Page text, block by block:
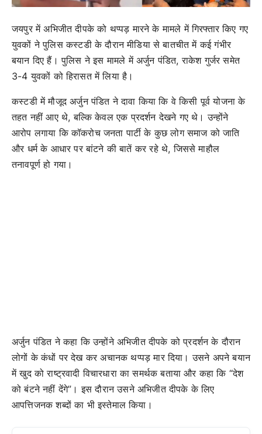
जयपुर में अभिजीत दीपके को थप्पड़ मारने के मामले में गिरफ्तार किए गए
युवकों ने पुलिस कस्टडी के दौरान मीडिया से बातचीत में कई गंभीर
बयान दिए हैं। पुलिस ने इस मामले में अर्जुन पंडित, राकेश गुर्जर समेत
3-4 युवकों को हिरासत में लिया है।
कस्टडी में मौजूद अर्जुन पंडित ने दावा किया कि वे किसी पूर्व योजना के
तहत नहीं आए थे, बल्कि केवल एक प्रदर्शन देखने गए थे। उन्होंने
आरोप लगाया कि कॉकरोच जनता पार्टी के कुछ लोग समाज को जाति
और धर्म के आधार पर बांटने की बातें कर रहे थे, जिससे माहौल
तनावपूर्ण हो गया।
अर्जुन पंडित ने कहा कि उन्होंने अभिजीत दीपके को प्रदर्शन के दौरान
लोगों के कंधों पर देख कर अचानक थप्पड़ मार दिया। उसने अपने बयान
में खुद को राष्ट्रवादी विचारधारा का समर्थक बताया और कहा कि “देश
को बंटने नहीं देंगे”। इस दौरान उसने अभिजीत दीपके के लिए
आपत्तिजनक शब्दों का भी इस्तेमाल किया।